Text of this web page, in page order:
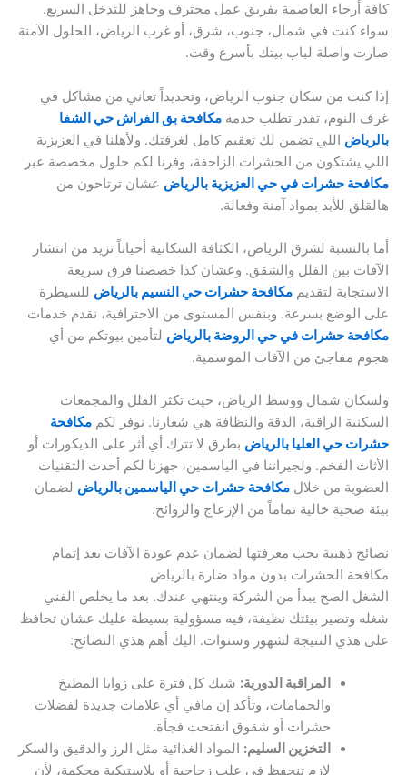
كافة أرجاء العاصمة بفريق عمل محترف وجاهز للتدخل السريع.
سواء كنت في شمال، جنوب، شرق، أو غرب الرياض، الحلول الآمنة
صارت واصلة لباب بيتك بأسرع وقت.
إذا كنت من سكان جنوب الرياض، وتحديداً تعاني من مشاكل في
غرف النوم، تقدر تطلب خدمة مكافحة بق الفراش حي الشفا
بالرياض اللي تضمن لك تعقيم كامل لغرفتك. ولأهلنا في العزيزية
اللي يشتكون من الحشرات الزاحفة، وفرنا لكم حلول مخصصة عبر
مكافحة حشرات في حي العزيزية بالرياض عشان ترتاحون من
هالقلق للأبد بمواد آمنة وفعالة.
أما بالنسبة لشرق الرياض، الكثافة السكانية أحياناً تزيد من انتشار
الآفات بين الفلل والشقق. وعشان كذا خصصنا فرق سريعة
الاستجابة لتقديم مكافحة حشرات حي النسيم بالرياض للسيطرة
على الوضع بسرعة. وبنفس المستوى من الاحترافية، نقدم خدمات
مكافحة حشرات في حي الروضة بالرياض لتأمين بيوتكم من أي
هجوم مفاجئ من الآفات الموسمية.
ولسكان شمال ووسط الرياض، حيث تكثر الفلل والمجمعات
السكنية الراقية، الدقة والنظافة هي شعارنا. نوفر لكم مكافحة
حشرات حي العليا بالرياض بطرق لا تترك أي أثر على الديكورات أو
الأثاث الفخم. ولجيراننا في الياسمين، جهزنا لكم أحدث التقنيات
العضوية من خلال مكافحة حشرات حي الياسمين بالرياض لضمان
بيئة صحية خالية تماماً من الإزعاج والروائح.
نصائح ذهبية يجب معرفتها لضمان عدم عودة الآفات بعد إتمام
مكافحة الحشرات بدون مواد ضارة بالرياض
الشغل الصح يبدأ من الشركة وينتهي عندك. بعد ما يخلص الفني
شغله وتصير بيئتك نظيفة، فيه مسؤولية بسيطة عليك عشان تحافظ
على هذي النتيجة لشهور وسنوات. اليك أهم هذي النصائح:
المراقبة الدورية: شيك كل فترة على زوايا المطبخ
والحمامات، وتأكد إن مافي أي علامات جديدة لفضلات
حشرات أو شقوق انفتحت فجأة.
التخزين السليم: المواد الغذائية مثل الرز والدقيق والسكر
لازم تنحفظ في علب زجاجية أو بلاستيكية محكمة، لأن